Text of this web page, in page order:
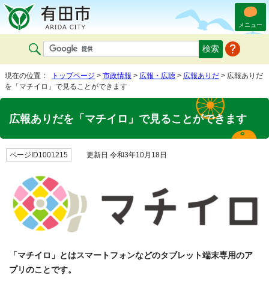
メニュー
現在の位置： トップページ > 市政情報 > 広報・広聴 > 広報ありだ > 広報ありだ
を「マチイロ」で見ることができます
広報ありだを「マチイロ」で見ることができます
ページID1001215 更新日 令和3年10月18日
「マチイロ」とはスマートフォンなどのタブレット端末専用のア
プリのことです。